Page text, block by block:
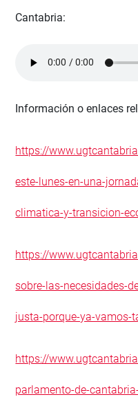
Cantabria:
Información o enlaces
https://
este-lunes-en-una-
climatica-y-transicion-
https://
sobre-las-necesidades-
justa-porque-ya-vamos-
https://
parlamento-de-